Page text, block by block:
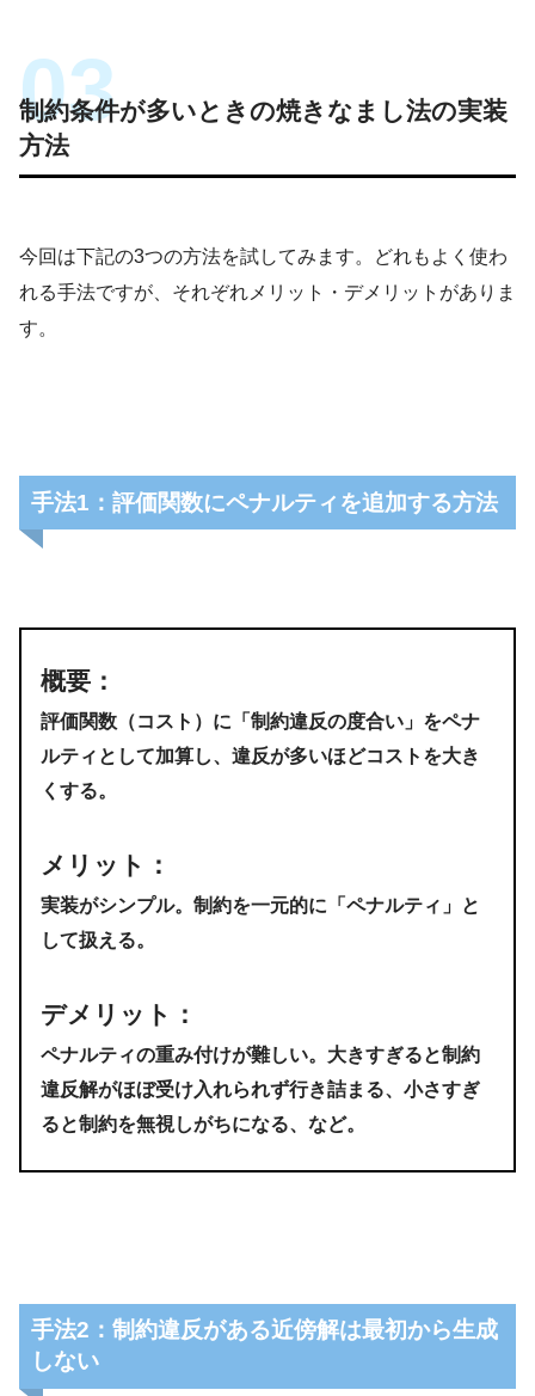
制約条件が多いときの焼きなまし法の実装
方法
今回は下記の3つの方法を試してみます。どれもよく使わ
れる手法ですが、それぞれメリット・デメリットがありま
す。
手法1：評価関数にペナルティを追加する方法
概要 ：
評価関数（コスト）に「制約違反の度合い」をペナ
ルティとして加算し、違反が多いほどコストを大き
くする。
メリット ：
実装がシンプル。制約を一元的に「ペナルティ」と
して扱える。
デメリット ：
ペナルティの重み付けが難しい。大きすぎると制約
違反解がほぼ受け入れられず行き詰まる、小さすぎ
ると制約を無視しがちになる、など。
手法2：制約違反がある近傍解は最初から生成
しない